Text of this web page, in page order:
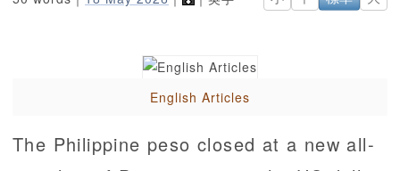
English Articles
The Philippine peso closed at a new all-